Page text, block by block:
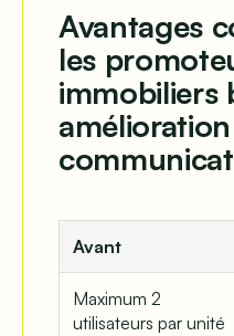
Avantages
les
immobiliers
Avant
Maximum 2
utilisateurs par unité